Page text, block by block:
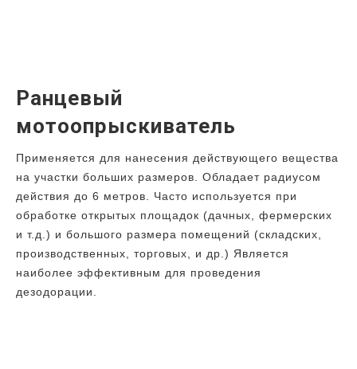
Ранцевый
мотоопрыскиватель
Применяется для нанесения действующего вещества
на участки больших размеров. Обладает радиусом
действия до 6 метров. Часто используется при
обработке открытых площадок (дачных, фермерских
и т.д.) и большого размера помещений (складских,
производственных, торговых, и др.) Является
наиболее эффективным для проведения
дезодорации.